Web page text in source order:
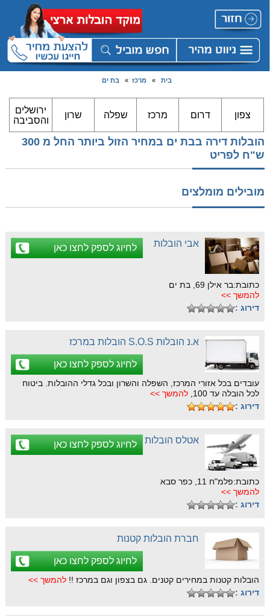
בית » מרכז » בת ים
צפון דרום מרכז שפלה שרון
ירושלים
והסביבה
הובלות דירה בבת ים במחיר הזול ביותר החל מ 300
ש"ח לפריט
מובילים מומלצים
אבי הובלות לחיוג לספק לחצו כאן
כתובת:בר אילן 69, בת ים
להמשך >>
דירוג :
א.נ הובלות S.O.S הובלות במרכז
לחיוג לספק לחצו כאן
עובדים בכל אזורי המרכז, השפלה והשרון ובכל גדלי ההובלות. ביטוח
לכל הובלה עד 100,
להמשך >>
דירוג :
אטלס הובלות לחיוג לספק לחצו כאן
כתובת:פלמ"ח 11, כפר סבא
להמשך >>
דירוג :
חברת הובלות קטנות
לחיוג לספק לחצו כאן
הובלות קטנות במחירים קטנים. גם בצפון וגם במרכז !! להמשך >>
דירוג :